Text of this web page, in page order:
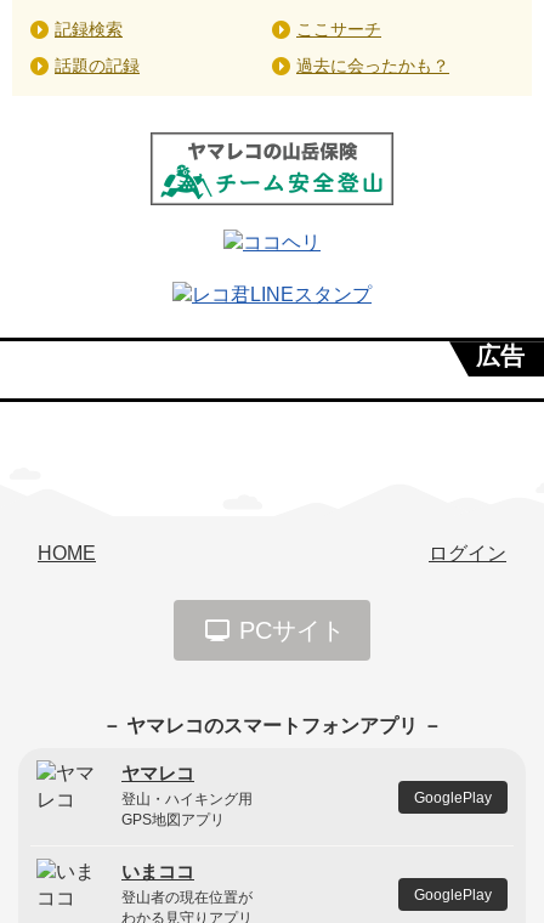
記録検索
ここサーチ
話題の記録
過去に会ったかも？
広告
HOME ログイン
PCサイト
－ ヤマレコのスマートフォンアプリ －
ヤマレコ
登山・ハイキング用
GPS地図アプリ
GooglePlay
いまココ
登山者の現在位置が
わかる見守りアプリ
GooglePlay